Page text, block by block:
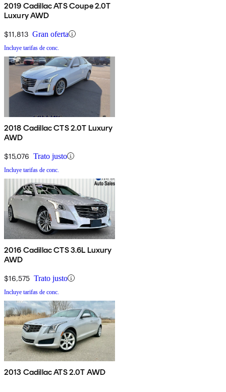
2019 Cadillac ATS Coupe 2.0T
Luxury AWD
$11,813 Gran oferta
Incluye tarifas de conc.
2018 Cadillac CTS 2.0T Luxury
AWD
$15,076 Trato justo
Incluye tarifas de conc.
2016 Cadillac CTS 3.6L Luxury
AWD
$16,575 Trato justo
Incluye tarifas de conc.
2013 Cadillac ATS 2.0T AWD